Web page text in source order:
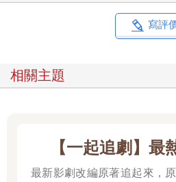
「不要生氣嘛，醫生。」迪克說:「
了誰的原木。這都跟我無關。」
去。」醫生面紅耳赤地説。
「不要氣昏頭就亂講話啦，醫生。」
「喂，醫生——」
「東西收收滾遠點。」
「聽我説，醫生。」
寫評
相關主題
【一起追劇】最
最新影劇改編原著追起來，